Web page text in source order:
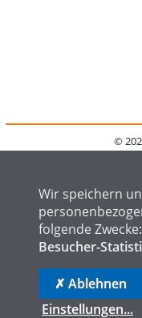
©
FAQ
Wir speichern
folgende Zwecke:
Besucher-
✗ Ablehnen
Einstellungen...